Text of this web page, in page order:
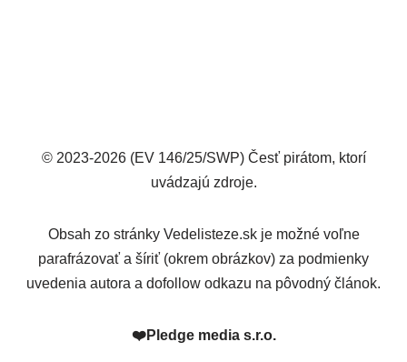
© 2023-2026 (EV 146/25/SWP) Česť pirátom, ktorí
uvádzajú zdroje.
Obsah zo stránky Vedelisteze.sk je možné voľne
parafrázovať a šíriť (okrem obrázkov) za podmienky
uvedenia autora a dofollow odkazu na pôvodný článok.
❤️Pledge media s.r.o.